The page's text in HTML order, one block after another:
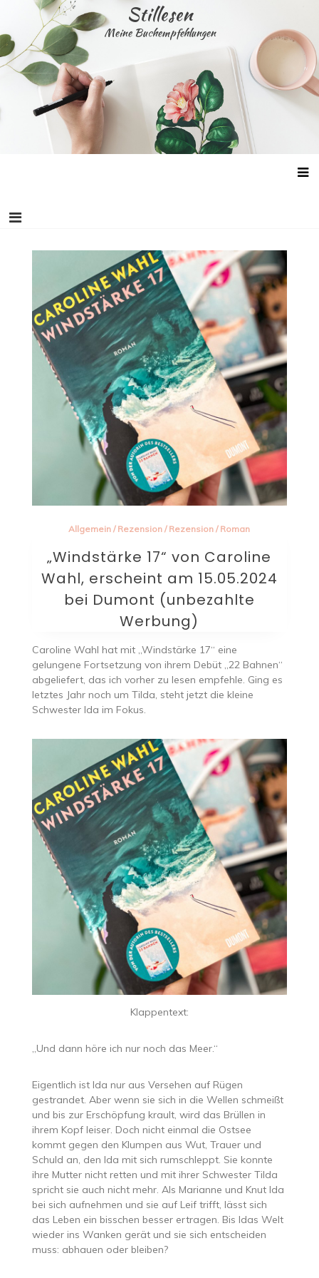
content
Stillesen
Meine Buchempfehlungen
Allgemein / Rezension / Rezension / Roman
„Windstärke 17“ von Caroline
Wahl, erscheint am 15.05.2024
bei Dumont (unbezahlte
Werbung)
Caroline Wahl hat mit „Windstärke 17“ eine
gelungene Fortsetzung von ihrem Debüt „22 Bahnen“
abgeliefert, das ich vorher zu lesen empfehle. Ging es
letztes Jahr noch um Tilda, steht jetzt die kleine
Schwester Ida im Fokus.
Klappentext:
„Und dann höre ich nur noch das Meer.“
Eigentlich ist Ida nur aus Versehen auf Rügen
gestrandet. Aber wenn sie sich in die Wellen schmeißt
und bis zur Erschöpfung krault, wird das Brüllen in
ihrem Kopf leiser. Doch nicht einmal die Ostsee
kommt gegen den Klumpen aus Wut, Trauer und
Schuld an, den Ida mit sich rumschleppt. Sie konnte
ihre Mutter nicht retten und mit ihrer Schwester Tilda
spricht sie auch nicht mehr. Als Marianne und Knut Ida
bei sich aufnehmen und sie auf Leif trifft, lässt sich
das Leben ein bisschen besser ertragen. Bis Idas Welt
wieder ins Wanken gerät und sie sich entscheiden
muss: abhauen oder bleiben?